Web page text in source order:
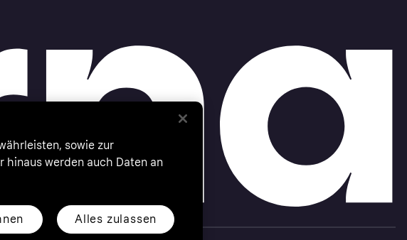
sowie zur
hinaus werden auch Daten an
Alles zulassen